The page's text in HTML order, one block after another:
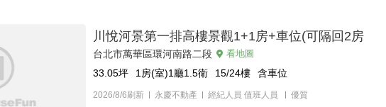
川悅河景第一排高樓景觀1+1房+車位(可隔回2房
台北市萬華區環河南路二段 看地圖
33.05坪 1房(室)1廳1.5衛 15/24樓 含車位
2026/8/6刷新 永慶不動產 經紀人員 值班人員 優質